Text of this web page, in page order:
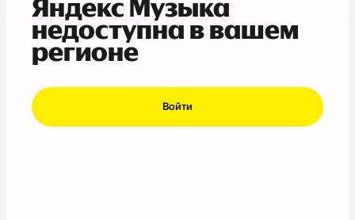
Яндекс Музыка
недоступна в вашем
регионе
Войти